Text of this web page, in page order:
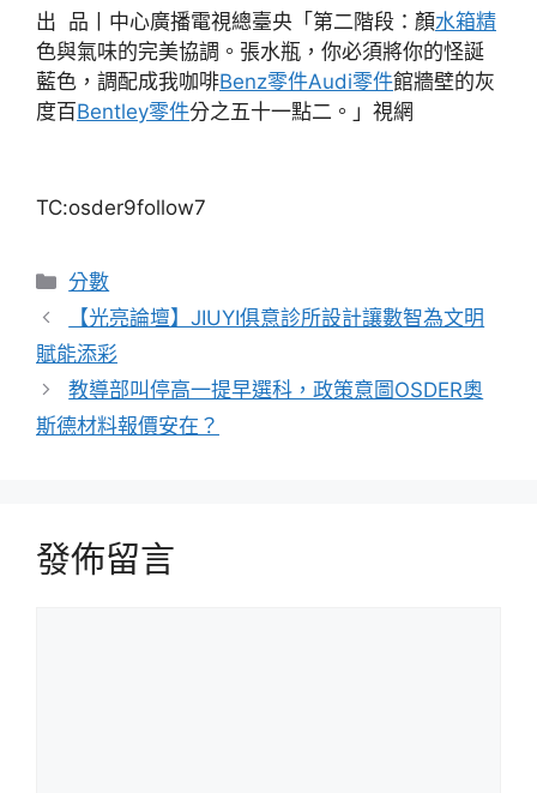
出 品丨中心廣播電視總臺央「第二階段：顏水箱精
色與氣味的完美協調。張水瓶，你必須將你的怪誕
藍色，調配成我咖啡Benz零件Audi零件館牆壁的灰
度百Bentley零件分之五十一點二。」視網
TC:osder9follow7
分
類
分數
【光亮論壇】JIUYI俱意診所設計讓數智為文明
賦能添彩
教導部叫停高一提早選科，政策意圖OSDER奧
斯德材料報價安在？
發佈留言